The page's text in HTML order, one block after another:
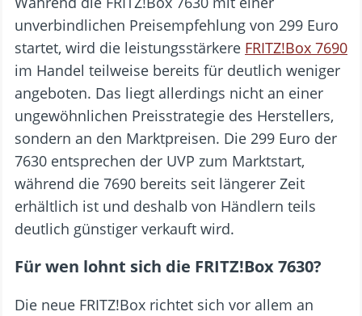
unverbindlichen Preisempfehlung von 299 Euro
startet, wird die leistungsstärkere FRITZ!Box 7690
im Handel teilweise bereits für deutlich weniger
angeboten. Das liegt allerdings nicht an einer
ungewöhnlichen Preisstrategie des Herstellers,
sondern an den Marktpreisen. Die 299 Euro der
7630 entsprechen der UVP zum Marktstart,
während die 7690 bereits seit längerer Zeit
erhältlich ist und deshalb von Händlern teils
deutlich günstiger verkauft wird.
Für wen lohnt sich die FRITZ!Box 7630?
Die neue FRITZ!Box richtet sich vor allem an